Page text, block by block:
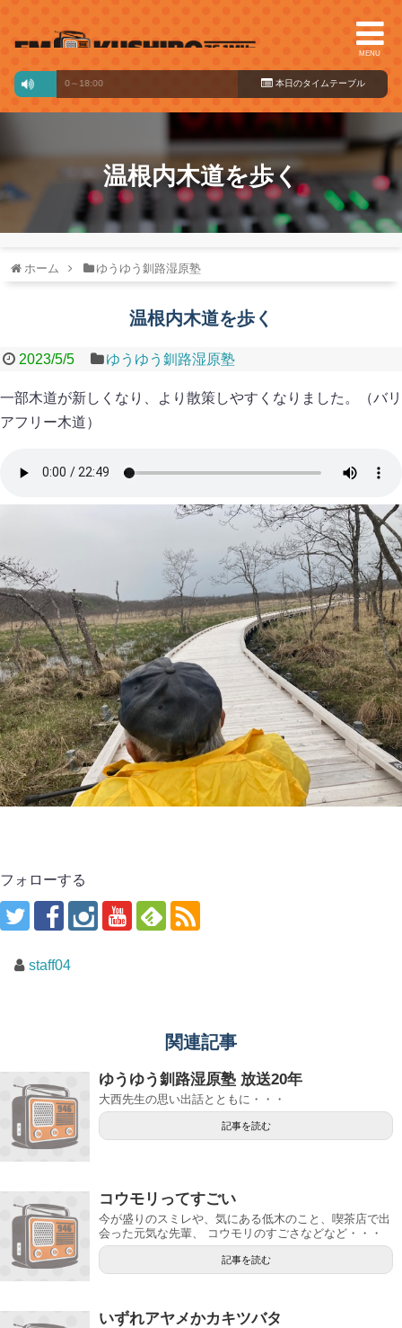
MENU
17:00～18:00 本日のタイ ムテーブル
温根内木道を歩く
ホーム ゆうゆう釧路湿原塾
温根内木道を歩く
2023/5/5 ゆうゆう釧路湿原塾
一部木道が新しくなり、より散策しやすくなりました。（バリ
アフリー木道）
フォローする
staff04
関連記事
ゆうゆう釧路湿原塾 放送20年
大西先生の思い出話とともに・・・
記事を読む
コウモリってすごい
今が盛りのスミレや、気にある低木のこと、喫茶店で出
会った元気な先輩、 コウモリのすごさなどなど・・・
記事を読む
いずれアヤメかカキツバタ